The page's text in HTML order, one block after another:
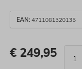
EAN: 4711081320135
€ 249,95